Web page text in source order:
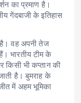
का प्रमाण है।
गेंदबाजी के इतिहास
है। वह अपनी तेज
भारतीय टीम के
किसी भी कप्तान की
है। बुमराह के
में अहम भूमिका